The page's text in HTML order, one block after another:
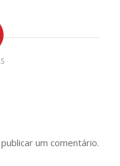
um comentário.